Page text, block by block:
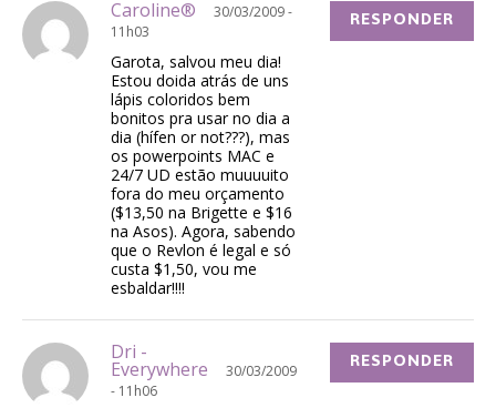
Caroline®
30/03/2009 -
11h03
Garota, salvou meu dia!
Estou doida atrás de uns
lápis coloridos bem
bonitos pra usar no dia a
dia (hífen or not???), mas
os powerpoints MAC e
24/7 UD estão muuuuito
fora do meu orçamento
($13,50 na Brigette e $16
na Asos). Agora, sabendo
que o Revlon é legal e só
custa $1,50, vou me
esbaldar!!!!
RESPONDER
Dri -
Everywhere
30/03/2009
- 11h06
RESPONDER